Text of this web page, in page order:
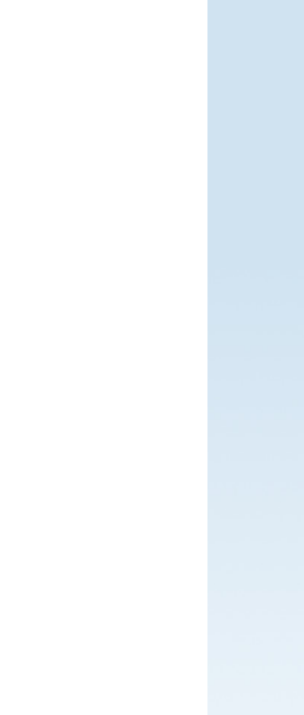
de transport care